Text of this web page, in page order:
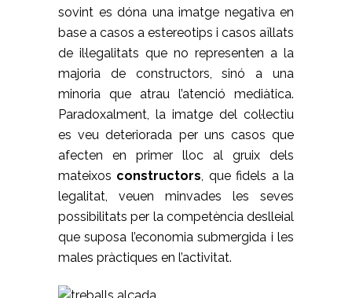
sovint es dóna una imatge negativa en
base a casos a estereotips i casos aïllats
de il·legalitats que no representen a la
majoria de constructors, sinó a una
minoria que atrau l’atenció mediàtica.
Paradoxalment, la imatge del col·lectiu
es veu deteriorada per uns casos que
afecten en primer lloc al gruix dels
mateixos constructors, que fidels a la
legalitat, veuen minvades les seves
possibilitats per la competència deslleial
que suposa l’economia submergida i les
males pràctiques en l’activitat.